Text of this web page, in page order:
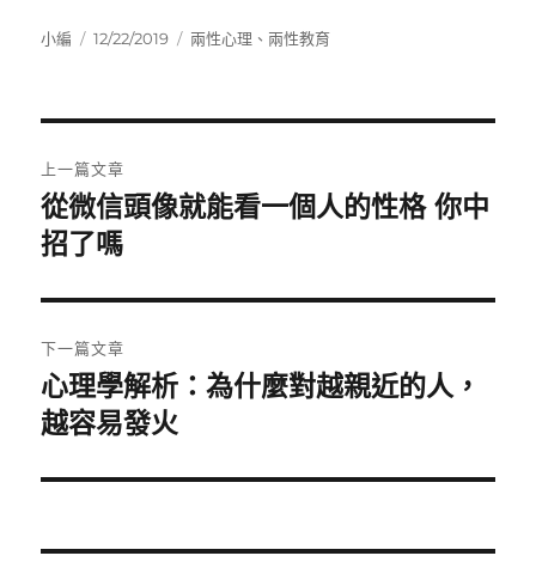
作
小編
發
12/22/2019
分
兩性心理 、 兩性教育
章
導
覽
上一篇文章
上
一
文
章:
從微信頭像就能看一個人的性格 你中
招了嗎
下一篇文章
下
一
文
心理學解析：為什麼對越親近的人，
越容易發火